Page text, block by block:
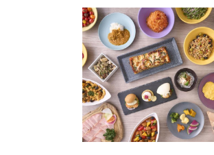
■アクセス
東海道本線 JR舞阪駅より
東名高速道路浜松西ICより
――――――――――――――――――――――
「グランドメルキュール浜